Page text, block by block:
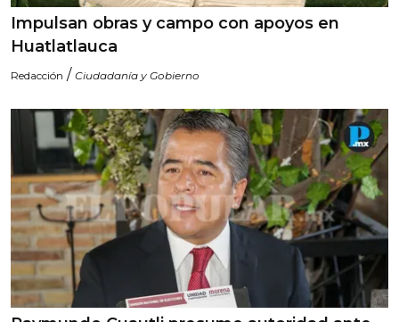
Impulsan obras y campo con apoyos en
Huatlatlauca
Redacción / Ciudadanía y Gobierno